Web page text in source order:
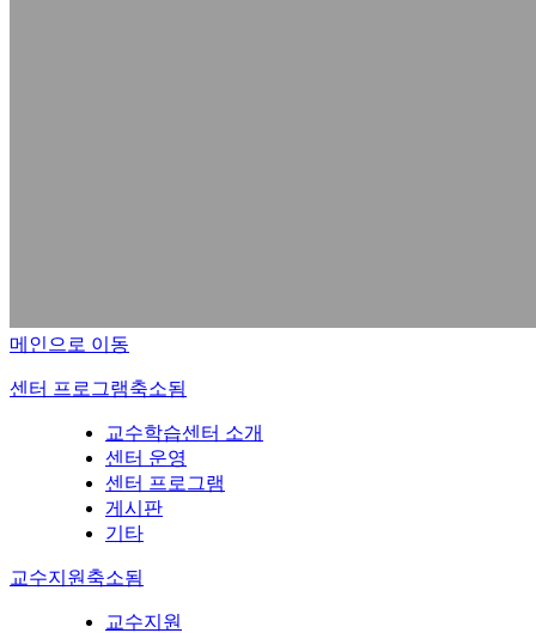
메인으로 이동
센터 프로그램축소됨
교수학습센터 소개
센터 운영
센터 프로그램
게시판
기타
교수지원 축소됨
교수지원